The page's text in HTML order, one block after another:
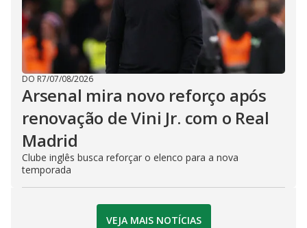
DO R7/07/08/2026
Arsenal mira novo reforço após
renovação de Vini Jr. com o Real
Madrid
Clube inglês busca reforçar o elenco para a nova
temporada
VEJA MAIS NOTÍCIAS